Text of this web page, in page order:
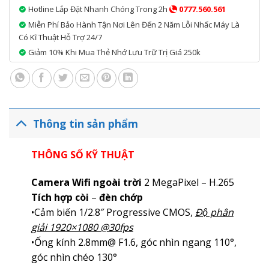
Hotline Lắp Đặt Nhanh Chóng Trong 2h
0777.560.561
Miễn Phí Bảo Hành Tận Nơi Lên Đến 2 Năm Lỗi Nhấc Máy Là
Có Kĩ Thuật Hỗ Trợ 24/7
Giảm 10% Khi Mua Thẻ Nhớ Lưu Trữ Trị Giá 250k
Thông tin sản phẩm
THÔNG SỐ KỸ THUẬT
Camera Wifi ngoài trời 2 MegaPixel – H.265
Tích hợp còi – đèn chớp
•Cảm biến 1/2.8″ Progressive CMOS, Độ phân
giải 1920×1080 @30fps
•Ống kính 2.8mm@ F1.6, góc nhìn ngang 110°,
góc nhìn chéo 130°